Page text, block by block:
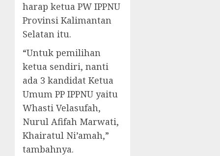
harap ketua PW IPPNU
Provinsi Kalimantan
Selatan itu.
“Untuk pemilihan
ketua sendiri, nanti
ada 3 kandidat Ketua
Umum PP IPPNU yaitu
Whasti Velasufah,
Nurul Afifah Marwati,
Khairatul Ni’amah,”
tambahnya.